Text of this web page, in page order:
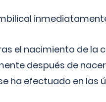
el nacimiento de la
después de
ha efectuado en las